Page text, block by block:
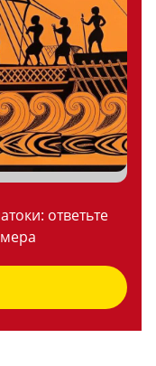
ответьте